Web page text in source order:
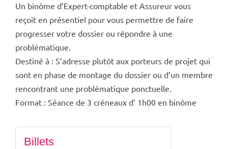
Un binôme d’Expert-comptable et Assureur vous
reçoit en présentiel pour vous permettre de faire
progresser votre dossier ou répondre à une
problématique.
Destiné à : S’adresse plutôt aux porteurs de projet qui
sont en phase de montage du dossier ou d’un membre
rencontrant une problématique ponctuelle.
Format : Séance de 3 créneaux d’ 1h00 en binôme
Billets